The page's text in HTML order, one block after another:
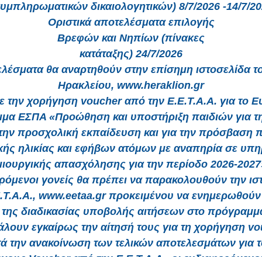
δικαιολογητικών) 8/7/2026 -14/7/
Oριστικά αποτελέσματα επιλογής
Βρεφών και Νηπίων (πίνακες
κατάταξης) 24/7/2026
θα αναρτηθούν στην επίσημη ιστοσελίδα
Ηρακλείου, www.heraklion.gr
την χορήγηση voucher από την Ε.Ε.Τ.Α.Α. για το
ΕΣΠΑ «Προώθηση και υποστήριξη παιδιών για
προσχολική εκπαίδευση και για την πρόσβαση
ηλικίας και εφήβων ατόμων με αναπηρία σε
απασχόλησης για την περίοδο 2026-
γονείς θα πρέπει να παρακολουθούν την
www.eetaa.gr προκειμένου να ενημερωθούν
διαδικασίας υποβολής αιτήσεων στο
εγκαίρως την αίτησή τους για τη χορήγηση
την ανακοίνωση των τελικών αποτελεσμάτων για